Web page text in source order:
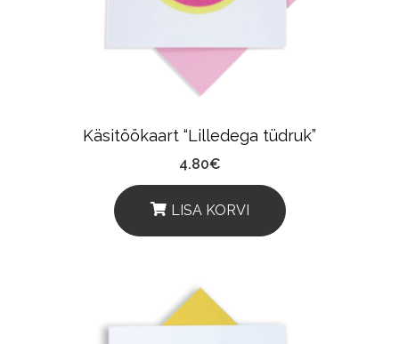
Käsitöökaart “Lilledega tüdruk”
4.80€
LISA KORVI